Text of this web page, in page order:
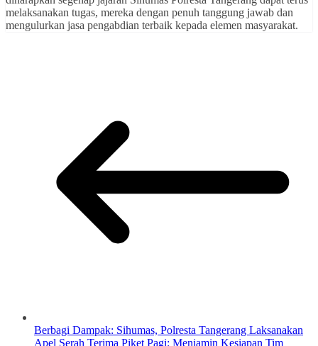
melaksanakan tugas, mereka dengan penuh tanggung jawab dan
mengulurkan jasa pengabdian terbaik kepada elemen masyarakat.
Berbagi Dampak: Sihumas, Polresta Tangerang Laksanakan
Apel Serah Terima Piket Pagi: Menjamin Kesiapan Tim